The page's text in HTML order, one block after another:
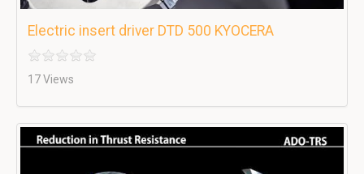
Electric insert driver DTD 500 KYOCERA
17 Views